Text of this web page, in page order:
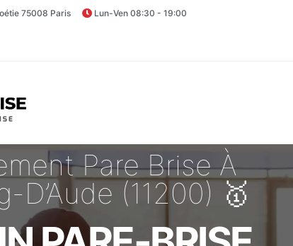
75008 Paris Lun-Ven 08:30 - 19:00
Pare Brise À
D’Aude (11200) 🥇